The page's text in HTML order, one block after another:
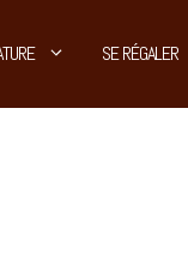
SE RÉGALER